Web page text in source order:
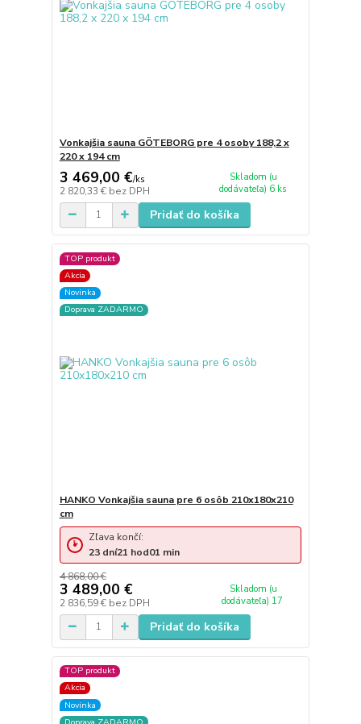
Vonkajšia sauna GÖTEBORG pre 4 osoby 188,2 x
220 x 194 cm
3 469,00 €/ks
2 820,33 € bez DPH
Skladom (u
dodávateľa) 6 ks
Pridať do košíka
TOP produkt
Akcia
Novinka
Doprava ZADARMO
HANKO Vonkajšia sauna pre 6 osôb 210x180x210
cm
4 868,00 €
3 489,00 €
2 836,59 € bez DPH
Skladom (u
dodávateľa) 17
Zľava končí:
23 dní21 hod01 min
Pridať do košíka
TOP produkt
Akcia
Novinka